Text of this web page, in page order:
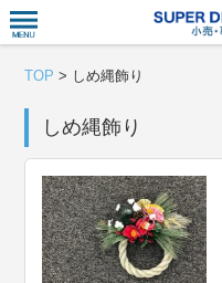
TOP > しめ縄飾り
しめ縄飾り